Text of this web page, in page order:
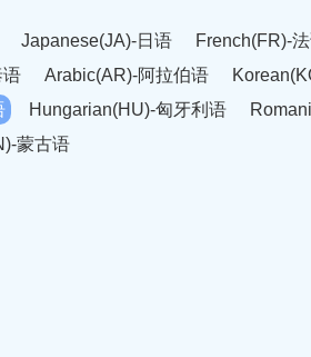
Japanese(JA)-日语
French(FR)-
语 Arabic(AR)-阿拉伯语
Hungarian(HU)-匈牙利语
蒙古语